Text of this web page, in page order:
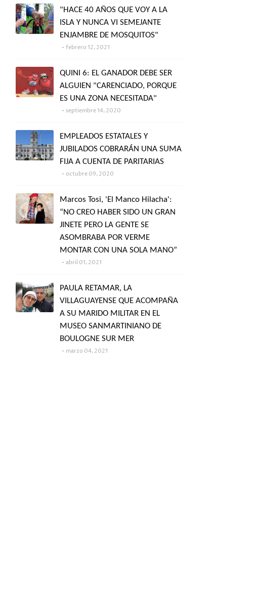
"HACE 40 AÑOS QUE VOY A LA
ISLA Y NUNCA VI SEMEJANTE
ENJAMBRE DE MOSQUITOS"
febrero 12, 2021
QUINI 6: EL GANADOR DEBE SER
ALGUIEN "CARENCIADO, PORQUE
ES UNA ZONA NECESITADA"
septiembre 14, 2020
EMPLEADOS ESTATALES Y
JUBILADOS COBRARÁN UNA SUMA
FIJA A CUENTA DE PARITARIAS
octubre 09, 2020
Marcos Tosi, 'El Manco Hilacha':
“NO CREO HABER SIDO UN GRAN
JINETE PERO LA GENTE SE
ASOMBRABA POR VERME
MONTAR CON UNA SOLA MANO”
abril 01, 2021
PAULA RETAMAR, LA
VILLAGUAYENSE QUE ACOMPAÑA
A SU MARIDO MILITAR EN EL
MUSEO SANMARTINIANO DE
BOULOGNE SUR MER
marzo 04, 2021